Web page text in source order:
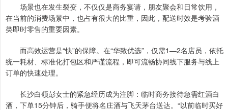
场景也在发生裂变，不仅仅是商务宴请，朋友聚会和日常饮用，
在当前的消费场景中，也占有很大的比重，因此，配送时效是考验酒
类即时零售的重要因素。
而高效运营是“快”的保障。在“华致优选”，仅需1—2名店员，依托
统一耗材、标准化打包区和严谨流程，即可流畅协同线下服务与线上
订单的快速处理。
长沙白领彭女士的紧急经历成为注脚：临时商务接待急需红酒白
酒，下单15分钟后，骑手便将名庄酒与飞天茅台送达。“以前临时买好